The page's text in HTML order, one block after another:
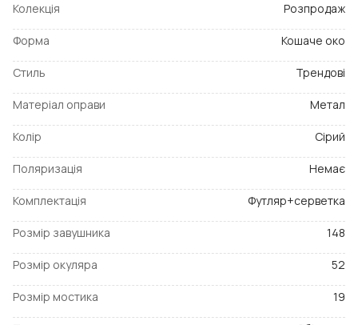
Колекція Розпродаж
Форма Кошаче око
Стиль Трендові
Матеріал оправи Метал
Колір Сірий
Поляризація Немає
Комплектація Футляр+серветка
Розмір завушника 148
Розмір окуляра 52
Розмір мостика 19